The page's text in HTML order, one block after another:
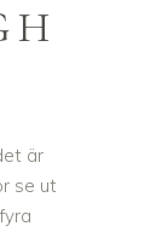
är
se ut